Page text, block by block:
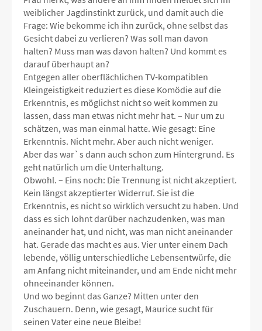
weiblicher Jagdinstinkt zurück, und damit auch die
Frage: Wie bekomme ich ihn zurück, ohne selbst das
Gesicht dabei zu verlieren? Was soll man davon
halten? Muss man was davon halten? Und kommt es
darauf überhaupt an?
Entgegen aller oberflächlichen TV-kompatiblen
Kleingeistigkeit reduziert es diese Komödie auf die
Erkenntnis, es möglichst nicht so weit kommen zu
lassen, dass man etwas nicht mehr hat. – Nur um zu
schätzen, was man einmal hatte. Wie gesagt: Eine
Erkenntnis. Nicht mehr. Aber auch nicht weniger.
Aber das war`s dann auch schon zum Hintergrund. Es
geht natürlich um die Unterhaltung.
Obwohl. – Eins noch: Die Trennung ist nicht akzeptiert.
Kein längst akzeptierter Widerruf. Sie ist die
Erkenntnis, es nicht so wirklich versucht zu haben. Und
dass es sich lohnt darüber nachzudenken, was man
aneinander hat, und nicht, was man nicht aneinander
hat. Gerade das macht es aus. Vier unter einem Dach
lebende, völlig unterschiedliche Lebensentwürfe, die
am Anfang nicht miteinander, und am Ende nicht mehr
ohneeinander können.
Und wo beginnt das Ganze? Mitten unter den
Zuschauern. Denn, wie gesagt, Maurice sucht für
seinen Vater eine neue Bleibe!